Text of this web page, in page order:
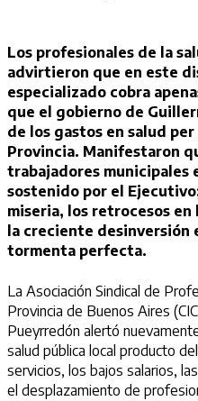
Los profesionales de la
advirtieron que en este
especializado cobra
que el gobierno de
de los gastos en salud
Provincia. Manifestaron
trabajadores municipales
sostenido por el
miseria, los retrocesos
la creciente desinversión
tormenta perfecta.
La Asociación Sindical de
Provincia de Buenos Aires
Pueyrredón alertó
salud pública local producto
servicios, los bajos salarios,
el desplazamiento de